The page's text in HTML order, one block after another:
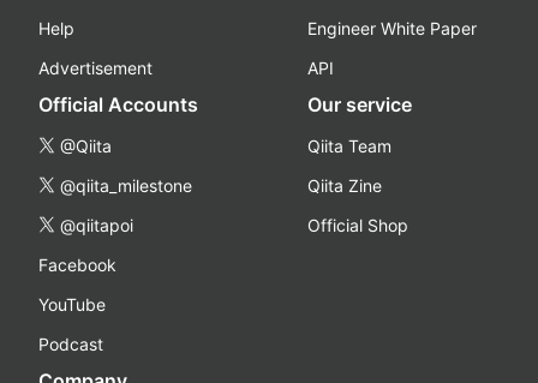
Help
Advertisement
Engineer White Paper
API
Official Accounts
@Qiita
@qiita_milestone
@qiitapoi
Facebook
YouTube
Podcast
Our service
Qiita Team
Qiita Zine
Official Shop